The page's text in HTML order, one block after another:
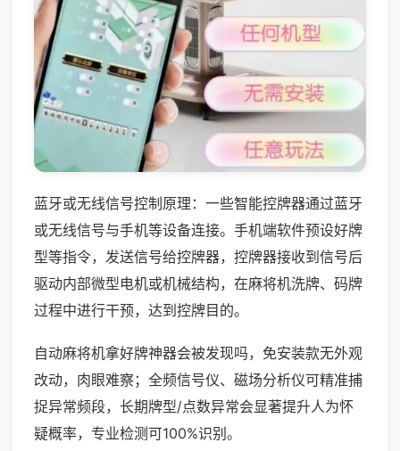
蓝牙或无线信号控制原理：一些智能控牌器通过蓝牙
或无线信号与手机等设备连接。手机端软件预设好牌
型等指令，发送信号给控牌器，控牌器接收到信号后
驱动内部微型电机或机械结构，在麻将机洗牌、码牌
过程中进行干预，达到控牌目的。
自动麻将机拿好牌神器会被发现吗，免安装款无外观
改动，肉眼难察；全频信号仪、磁场分析仪可精准捕
捉异常频段，长期牌型/点数异常会显著提升人为怀
疑概率，专业检测可100%识别。